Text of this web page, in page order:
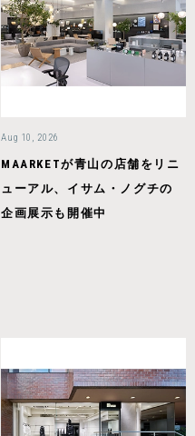
Aug 10, 2026
MAARKETが青山の店舗をリニ
ューアル、イサム・ノグチの
企画展示も開催中